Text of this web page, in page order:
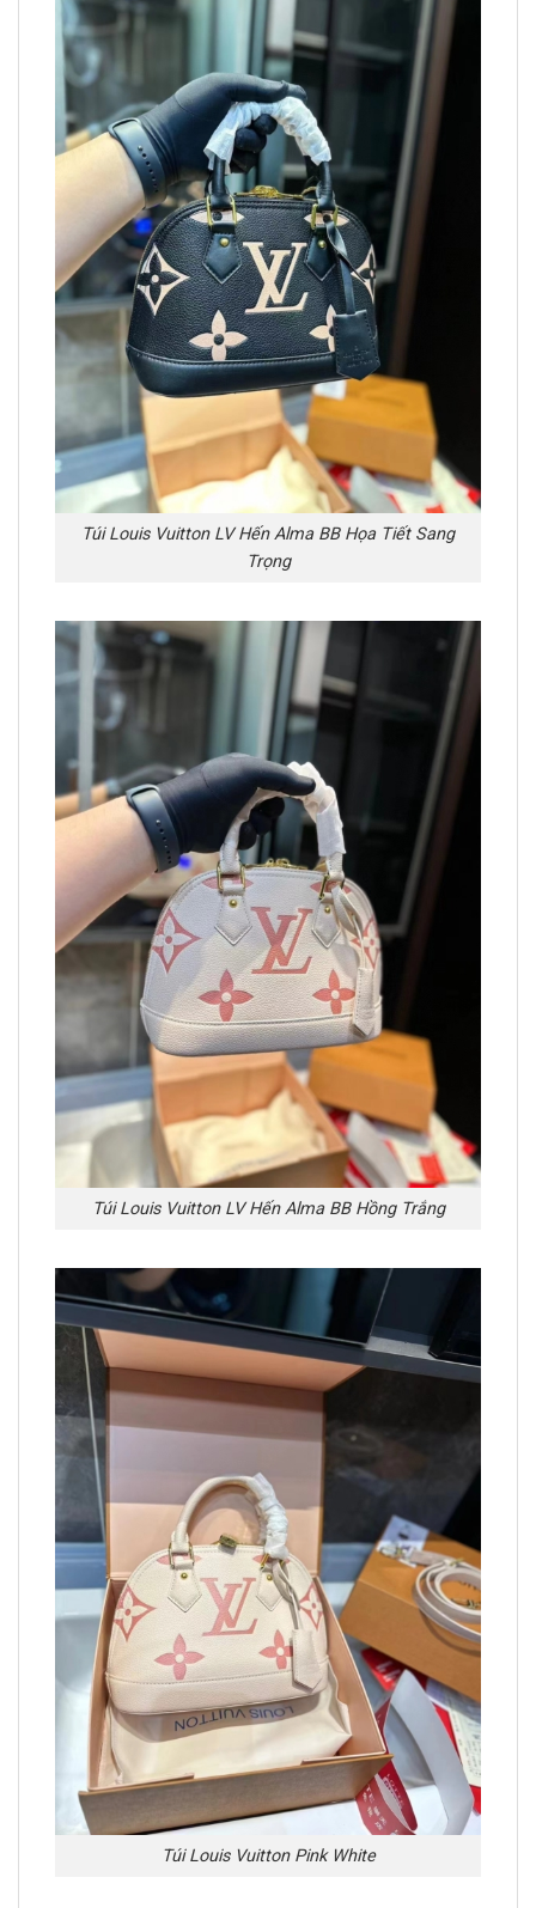
Túi Louis Vuitton LV Hến Alma BB Họa Tiết Sang
Trọng
Túi Louis Vuitton LV Hến Alma BB Hồng Trắng
Túi Louis Vuitton Pink White